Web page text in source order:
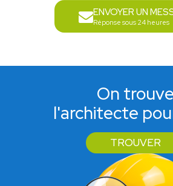
ENVOYER UN
Réponse sous 24 heures
On trouve
l'architecte
TROUVER